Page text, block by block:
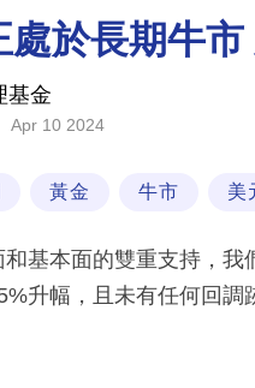
處於長期牛
基金
Apr 10 2024
黃金 牛市 美
基本面的雙重支持，
升幅，且未有任何回調